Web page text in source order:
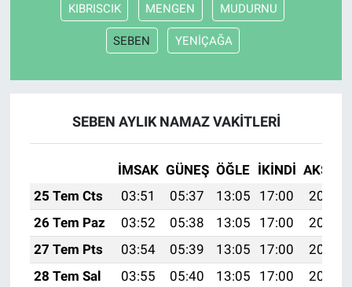
KIBRISCIK MENGEN MUDURNU
SEBEN YENİÇAĞA
SEBEN AYLIK NAMAZ VAKITLERI
İMSAK GÜNEŞ ÖĞLE İKINDI AKŞAM
25 Tem Cts
03:51 05:37 13:05 17:00
20:23
26 Tem Paz
03:52 05:38 13:05 17:00
20:22
27 Tem Pts
03:54 05:39 13:05 17:00
20:21
28 Tem Sal
03:55 05:40 13:05 17:00
20:20